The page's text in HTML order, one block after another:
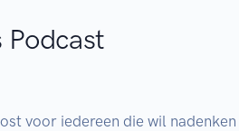
voor iedereen die wil